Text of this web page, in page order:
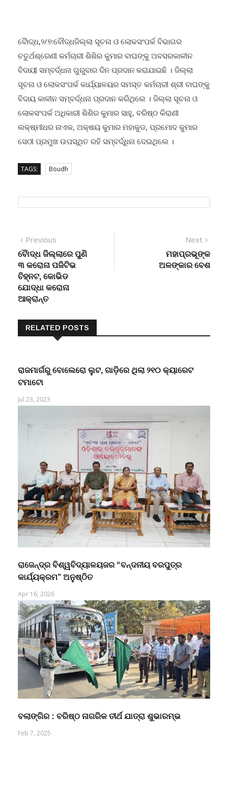
ବୈାଦ୍ଧ,୨/୭:ବୌଦ୍ଧଜିଲ୍ଲା ସୂଚନା ଓ ଲୋକସଂପର୍କ ବିଭାଗର
ଚତୁର୍ଥଶ୍ରେଣୀ କର୍ମଚାରୀ ଶିଶିର କୁମାର ବାଘଙ୍କୁ ଅବସରକାଳୀନ
ବିଦାୟୀ ସମ୍ବର୍ଦ୍ଧନା ଗୁରୁବାର ଦିନ ପ୍ରଦାନ କରାଯାଇଛି । ଜିଲ୍ଲା
ସୂଚନା ଓ ଲୋକସଂପର୍କ କାର୍ଯ୍ୟାଳୟର ସମସ୍ତ କର୍ମଚାରୀ ଶ୍ରୀ ବାଘଙ୍କୁ
ବିଦାୟ କାଳୀନ ସମ୍ବର୍ଦ୍ଧନା ପ୍ରଦାନ କରିଥିଲେ । ଜିଲ୍ଲା ସୂଚନା ଓ
ଲୋକସଂପର୍କ ଅଧିକାରୀ ଶିଶିର କୁମାର ସାହୁ, ବରିଷ୍ଠ କିରାଣୀ
ଲକ୍ଷ୍ମୀଧର ନାଏକ, ଅକ୍ଷୟ କୁମାର ମହାକୁଡ, ପ୍ରମୋଦ କୁମାର
ସେଠୀ ପ୍ରମୁଖ ଉପସ୍ଥିତ ରହି ସମ୍ବର୍ଦ୍ଧିନା ଦେଇଥିଲେ ।
TAGS: Boudh
Post
navigation
Previous
post:
ବୈାଦ୍ଧ ଜିଲ୍ଲାରେ ପୁଣି
୩ କରୋନା ପଜିଟିଭ
ଚିହ୍ନଟ, କୋଭିଡ
ଯୋଦ୍ଧା କରୋନା
ଆକ୍ରାନ୍ତ
Next
post:
ମହାପ୍ରଭୂଙ୍କ
ଅଳଙ୍କାର ବେଶ
RELATED POSTS
ରାଜମାର୍ଗରୁ ବୋଲେରୋ ଲୁଟ, ଗାଡ଼ିରେ ଥିଲା ୨୧୦ କ୍ୟାରେଟ
ଟମାଟୋ
Jul 23, 2023
ରାଜେନ୍ଦ୍ର ବିଶ୍ୱବିଦ୍ୟାଳୟଜର “ବନ୍ଦନୀୟ ବରପୁତ୍ର
କାର୍ଯ୍ୟକ୍ରମ” ଅନୁଷ୍ଠିତ
Apr 16, 2026
ବଲାଙ୍ଗିର : ବରିଷ୍ଠ ନାଗରିକ ତୀର୍ଥ ଯାତ୍ରା ଶୁଭାରମ୍ଭ
Feb 7, 2025